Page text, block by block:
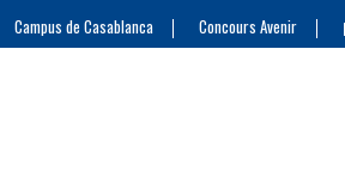
Campus de Casablanca Concours Avenir